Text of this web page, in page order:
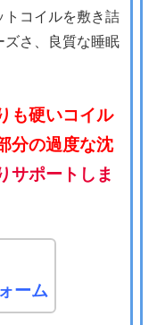
トコイルを敷き詰
ズさ、良質な睡眠
も硬いコイル
分の過度な沈
サポートしま
ーム